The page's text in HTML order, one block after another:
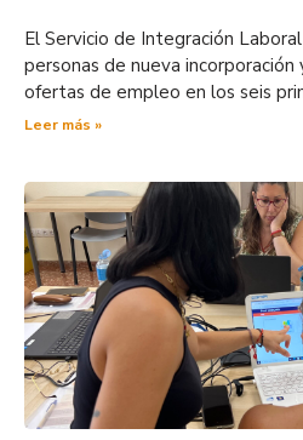
El Servicio de Integración
personas de nueva
ofertas de empleo en los seis
Leer más »